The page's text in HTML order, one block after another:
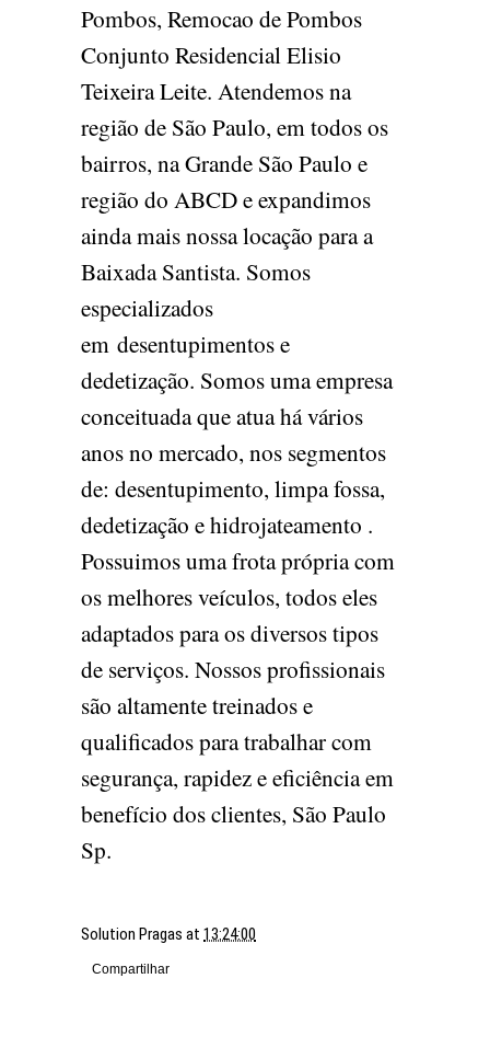
Pombos, Remocao de Pombos
Conjunto Residencial Elisio
Teixeira Leite. Atendemos na
região de São Paulo, em todos os
bairros, na Grande São Paulo e
região do ABCD e expandimos
ainda mais nossa locação para a
Baixada Santista. Somos
especializados
em desentupimentos e
dedetização. Somos uma empresa
conceituada que atua há vários
anos no mercado, nos segmentos
de: desentupimento, limpa fossa,
dedetização e hidrojateamento .
Possuimos uma frota própria com
os melhores veículos, todos eles
adaptados para os diversos tipos
de serviços. Nossos profissionais
são altamente treinados e
qualificados para trabalhar com
segurança, rapidez e eficiência em
benefício dos clientes, São Paulo
Sp.
Solution Pragas at 13:24:00
Compartilhar